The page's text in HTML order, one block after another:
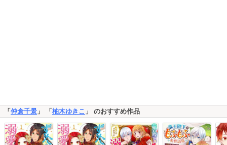
「仲倉千景 」 「柚木ゆきこ 」 のおすすめ作品